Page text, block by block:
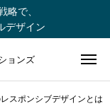
略で、
デザイン
ョンズ
スポンシブデザインとは